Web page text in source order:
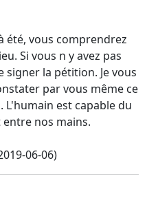
été, vous comprendrez
Si vous n y avez pas
signer la pétition. Je vous
par vous même ce
est capable du
nos mains.
06-06)